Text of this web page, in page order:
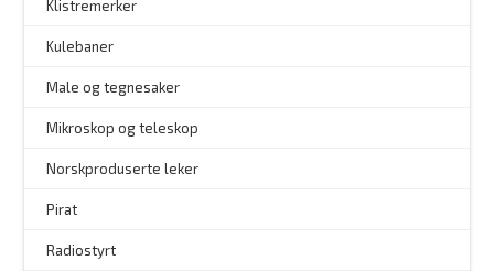
Klistremerker
Kulebaner
Male og tegnesaker
Mikroskop og teleskop
Norskproduserte leker
Pirat
Radiostyrt